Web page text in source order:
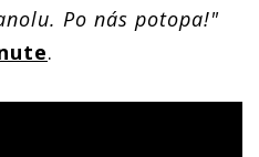
Po nás potopa!"
.